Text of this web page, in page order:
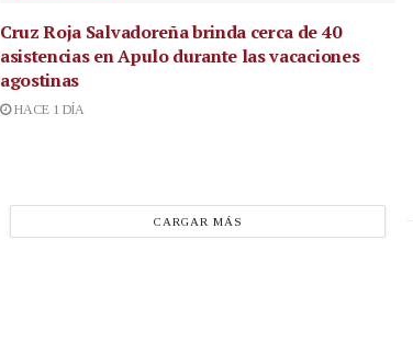
Cruz Roja Salvadoreña brinda cerca de 40
asistencias en Apulo durante las vacaciones
agostinas
HACE 1 DÍA
CARGAR MÁS